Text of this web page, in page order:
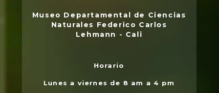
Museo Departamental de Ciencias
Naturales Federico Carlos
Lehmann - Cali
Horario
Lunes a viernes de 8 am a 4 pm